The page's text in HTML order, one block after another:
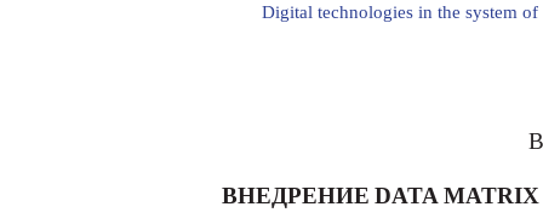
Digital technologies in the system
ВНЕДРЕНИЕ DATA